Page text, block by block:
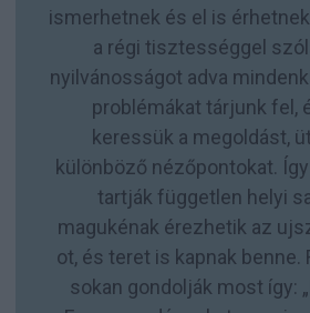
ismerhetnek és el is
a régi tisztességgel
nyilvánosságot adva
problémákat tárjunk fel,
keressük a megoldást,
különböző nézőpontokat.
tartják független helyi
magukénak érezhetik az
ot, és teret is kapnak benne.
sokan gondolják most így: